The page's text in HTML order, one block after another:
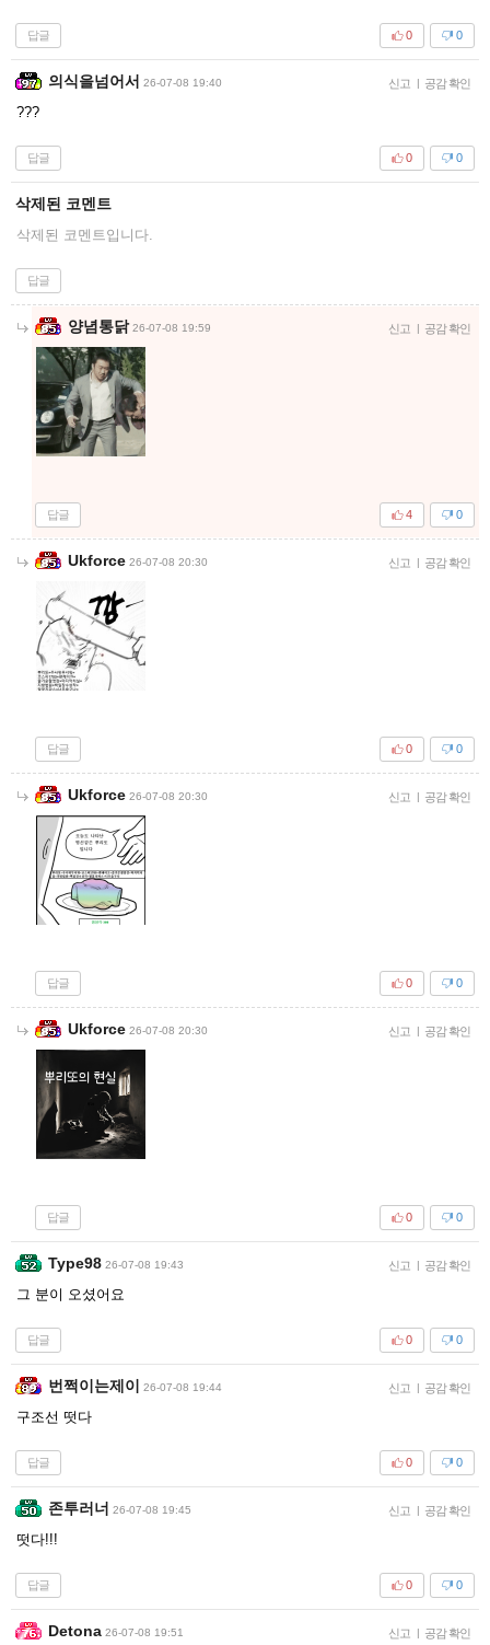
답글 0
0
의식을넘어서 26-07-08 19:40 신고 | 공감 확인
???
답글 0
0
삭제된 코멘트
삭제된 코멘트입니다.
답글
양념통닭 26-07-08 19:59 신고 | 공감 확인
답글 0
4
Ukforce 26-07-08 20:30 신고 | 공감 확인
답글 0
0
Ukforce 26-07-08 20:30 신고 | 공감 확인
답글 0
0
Ukforce 26-07-08 20:30 신고 | 공감 확인
답글 0
0
Type98 26-07-08 19:43 신고 | 공감 확인
그 분이 오셨어요
답글 0
0
번쩍이는제이 26-07-08 19:44 신고 | 공감 확인
구조선 떳다
답글 0
0
존투러너 26-07-08 19:45 신고 | 공감 확인
떳다!!!
답글 0
0
Detona 26-07-08 19:51 신고 | 공감 확인